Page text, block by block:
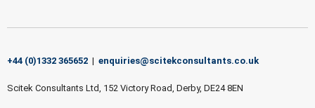
+44 (0)1332 365652 | enquiries@scitekconsultants.co.uk
Scitek Consultants Ltd, 152 Victory Road, Derby, DE24 8EN